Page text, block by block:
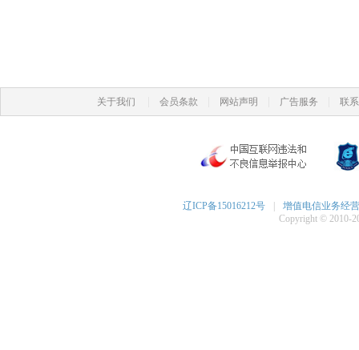
关于我们 会员条款 网站声明 广告服务 联
辽ICP备15016212号
增值电信业务经
Copyright © 2010-